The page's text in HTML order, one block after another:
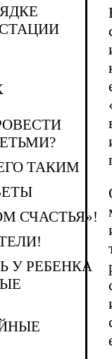
ТАКИМ
СЧАСТЬЯ»!
У РЕБЕНКА